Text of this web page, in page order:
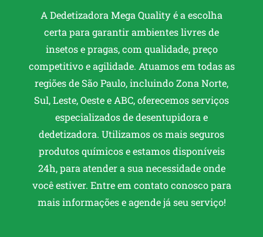
A Dedetizadora Mega Quality é a escolha
certa para garantir ambientes livres de
insetos e pragas, com qualidade, preço
competitivo e agilidade. Atuamos em todas as
regiões de São Paulo, incluindo Zona Norte,
Sul, Leste, Oeste e ABC, oferecemos serviços
especializados de desentupidora e
dedetizadora. Utilizamos os mais seguros
produtos químicos e estamos disponíveis
24h, para atender a sua necessidade onde
você estiver. Entre em contato conosco para
mais informações e agende já seu serviço!